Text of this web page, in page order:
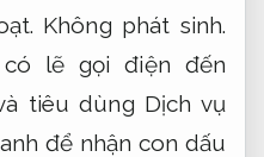
Không phát sinh.
lẽ gọi điện đến
tiêu dùng Dịch vụ
để nhận con dấu